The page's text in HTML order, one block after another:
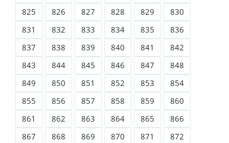
825
826 827 828 829
830
831
832 833 834 835
836
837
838 839 840 841
842
843
844 845 846 847
848
849
850 851 852 853
854
855
856 857 858 859
860
861
862 863 864 865
866
867
868 869 870 871
872